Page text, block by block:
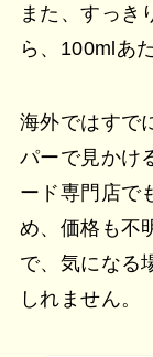
また、すっき
ら、100mlあ
海外ではすで
パーで見かけ
ード専門店で
め、価格も不
で、気になる
しれません。